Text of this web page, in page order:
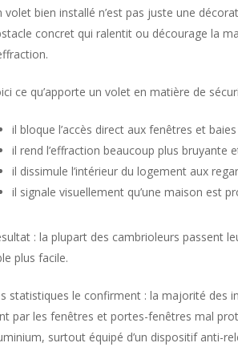
volet bien installé n’est pas juste une
concret qui ralentit ou décourage la
ce qu’apporte un volet en matière de
il bloque l’accès direct aux fenêtres et
il rend l’effraction beaucoup plus bruyante
il dissimule l’intérieur du logement aux
il signale visuellement qu’une maison est
: la plupart des cambrioleurs passent
plus facile.
statistiques le confirment : la majorité des
par les fenêtres et portes-fenêtres mal
surtout équipé d’un dispositif anti-